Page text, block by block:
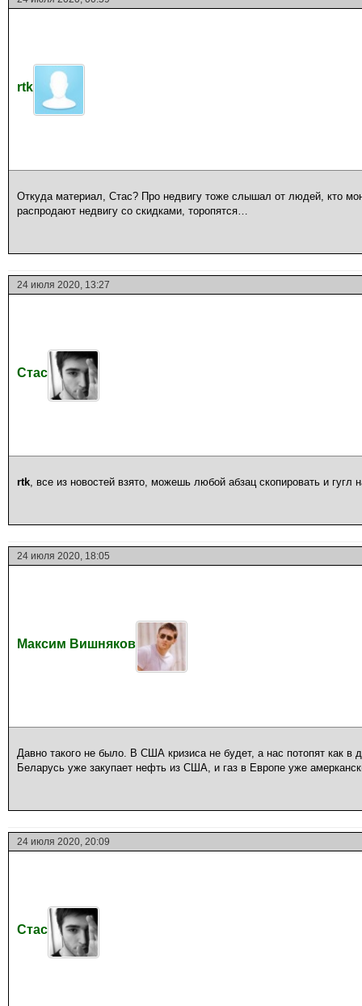
rtk
Откуда материал, Стас? Про недвигу тоже слышал от людей, кто
распродают недвигу со скидками, торопятся…
24 июля 2020, 13:27
Стас
rtk, все из новостей взято, можешь любой абзац скопировать и гугл
24 июля 2020, 18:05
Максим Вишняков
Давно такого не было. В США кризиса не будет, а нас потопят как в
Беларусь уже закупает нефть из США, и газ в Европе уже
24 июля 2020, 20:09
Стас